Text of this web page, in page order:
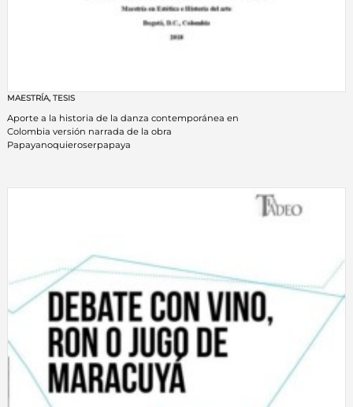
MAESTRÍA, TESIS
Aporte a la historia de la danza contemporánea en
Colombia versión narrada de la obra
Papayanoquieroserpapaya